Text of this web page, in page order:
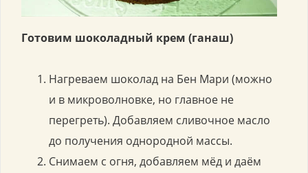
Готовим шоколадный крем (ганаш)
Нагреваем шоколад на Бен Мари (можно
и в микроволновке, но главное не
перегреть). Добавляем сливочное масло
до получения однородной массы.
Снимаем с огня, добавляем мёд и даём